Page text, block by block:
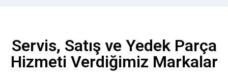
Servis, Satış ve Yedek Parça
Hizmeti Verdiğimiz Markalar